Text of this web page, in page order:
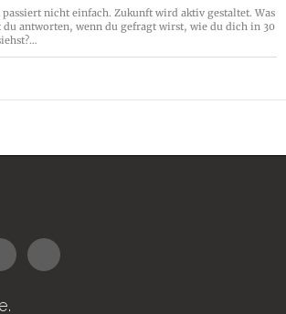
nicht einfach. Zukunft wird aktiv gestaltet. Was
du antworten, wenn du gefragt wirst, wie du dich in 30